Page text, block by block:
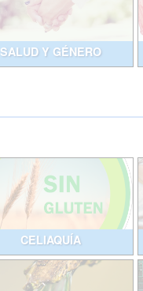
SALUD Y GÉNERO
CELIAQUÍA